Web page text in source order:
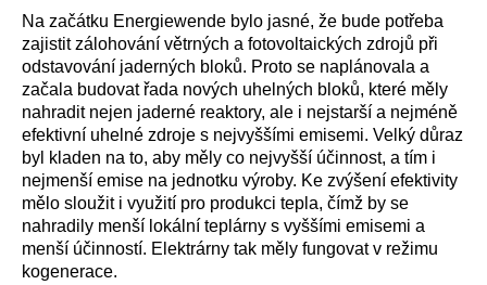
Na začátku Energiewende bylo jasné, že bude potřeba
zajistit zálohování větrných a fotovoltaických zdrojů při
odstavování jaderných bloků. Proto se naplánovala a
začala budovat řada nových uhelných bloků, které měly
nahradit nejen jaderné reaktory, ale i nejstarší a nejméně
efektivní uhelné zdroje s nejvyššími emisemi. Velký důraz
byl kladen na to, aby měly co nejvyšší účinnost, a tím i
nejmenší emise na jednotku výroby. Ke zvýšení efektivity
mělo sloužit i využití pro produkci tepla, čímž by se
nahradily menší lokální teplárny s vyššími emisemi a
menší účinností. Elektrárny tak měly fungovat v režimu
kogenerace.